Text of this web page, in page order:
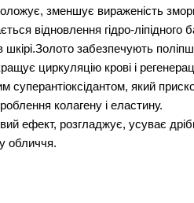
зменшує вираженість
відновлення гідро-
шкірі.Золото забезпечують
циркуляцію крові і
суперантіоксідантом, який
колагену і еластину.
ефект, розгладжує, усуває
обличчя.